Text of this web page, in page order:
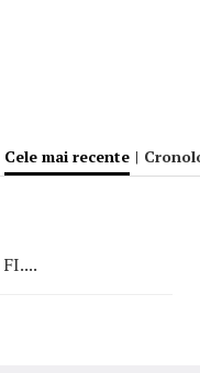
Cele mai recente |